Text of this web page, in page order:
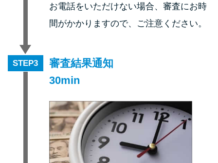
お電話をいただけない場合、審査にお時
間がかかりますので、ご注意ください。
STEP
審査結果通知
30min